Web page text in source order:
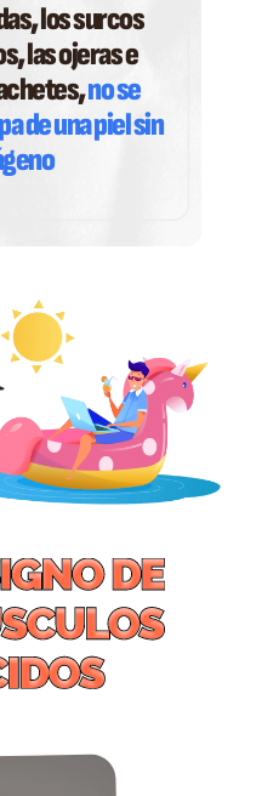
los surcos
las ojeras e
no se
de una piel sin